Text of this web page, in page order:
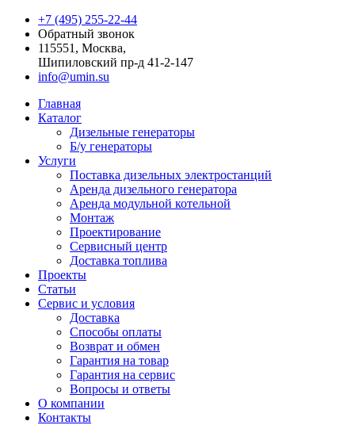
+7 (495) 255-22-44
Обратный звонок
115551, Москва,
Шипиловский пр-д 41-2-147
info@umin.su
Главная
Каталог
Дизельные генераторы
Б/у генераторы
Услуги
Поставка дизельных электростанций
Аренда дизельного генератора
Аренда модульной котельной
Монтаж
Проектирование
Сервисный центр
Доставка топлива
Проекты
Статьи
Сервис и условия
Доставка
Способы оплаты
Возврат и обмен
Гарантия на товар
Гарантия на сервис
Вопросы и ответы
О компании
Контакты